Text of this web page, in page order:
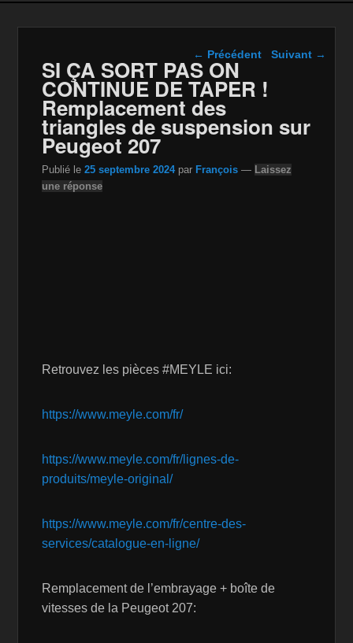
Navigation dans les
← Précédent Suivant →
SI ÇA SORT PAS ON
CONTINUE DE TAPER !
Remplacement des
triangles de suspension sur
Peugeot 207
Publié le25 septembre 2024 par François — Laissez
une réponse
Retrouvez les pièces #MEYLE ici:
https://www.meyle.com/fr/
https://www.meyle.com/fr/lignes-de-
produits/meyle-original/
https://www.meyle.com/fr/centre-des-
services/catalogue-en-ligne/
Remplacement de l’embrayage + boîte de
vitesses de la Peugeot 207: